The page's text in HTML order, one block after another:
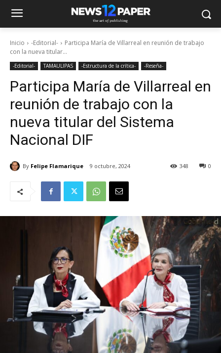
Inicio -Editorial-
Participa María de Villarreal en reunión de trabajo
con la nueva titular...
-Editorial- TAMAULIPAS -Estructura de la crítica- -Reseña-
Participa María de Villarreal en
reunión de trabajo con la
nueva titular del Sistema
Nacional DIF
By Felipe Flamarique 9 octubre, 2024 0
348